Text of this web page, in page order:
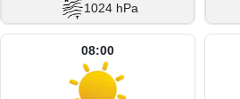
1024 hPa
08:00